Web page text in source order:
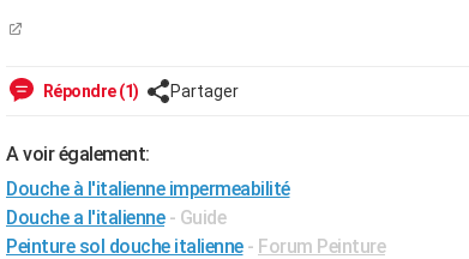
Répondre (1) Partager
A voir également:
Douche à l'italienne impermeabilité
Douche a l'italienne - Guide
Peinture sol douche italienne - Forum Peinture